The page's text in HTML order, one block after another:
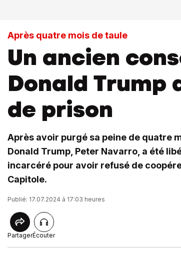
Après quatre mois de taule
Un ancien
Donald Trump
de prison
Après avoir purgé sa peine de quatre
Donald Trump, Peter Navarro, a été
incarcéré pour avoir refusé de
Capitole.
Publié: 17.07.2024 à 17:03 heures
PartagerÉcouter